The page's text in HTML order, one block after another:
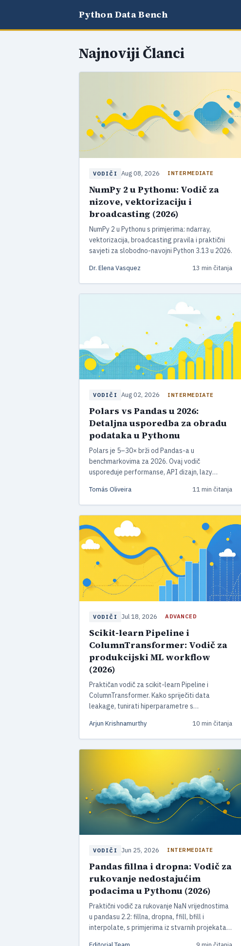
Python Data Bench
Najnoviji Članci
VODIČI Aug 08, 2026 INTERMEDIATE
NumPy 2 u Pythonu: Vodič za
nizove, vektorizaciju i
broadcasting (2026)
NumPy 2 u Pythonu s primjerima: ndarray,
vektorizacija, broadcasting pravila i praktični
savjeti za slobodno-navojni Python 3.13 u 2026.
Dr. Elena Vasquez 13 min čitanja
VODIČI Aug 02, 2026 INTERMEDIATE
Polars vs Pandas u 2026:
Detaljna usporedba za obradu
podataka u Pythonu
Polars je 5–30× brži od Pandas-a u
benchmarkovima za 2026. Ovaj vodič
uspoređuje performanse, API dizajn, lazy
Pandas-a na Polars.
Tomás Oliveira 11 min čitanja
VODIČI Jul 18, 2026 ADVANCED
Scikit-learn Pipeline i
ColumnTransformer: Vodič za
produkcijski ML workflow
(2026)
Praktičan vodič za scikit-learn Pipeline i
ColumnTransformer. Kako spriječiti data
leakage, tunirati hiperparametre s
deployati Pipeline u produkciju s joblibom.
Arjun Krishnamurthy 10 min čitanja
VODIČI Jun 25, 2026 INTERMEDIATE
Pandas fillna i dropna: Vodič za
rukovanje nedostajućim
podacima u Pythonu (2026)
Praktični vodič za rukovanje NaN vrijednostima
u pandasu 2.2: fillna, dropna, ffill, bfill i
interpolate, s primjerima iz stvarnih projekata i